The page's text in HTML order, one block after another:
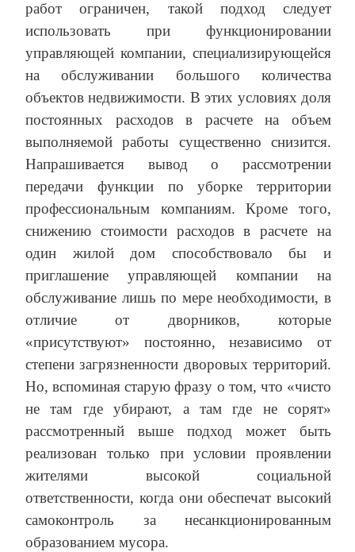
работ ограничен, такой подход следует
использовать при функционировании
управляющей компании, специализирующейся
на обслуживании большого количества
объектов недвижимости. В этих условиях доля
постоянных расходов в расчете на объем
выполняемой работы существенно снизится.
Напрашивается вывод о рассмотрении
передачи функции по уборке территории
профессиональным компаниям. Кроме того,
снижению стоимости расходов в расчете на
один жилой дом способствовало бы и
приглашение управляющей компании на
обслуживание лишь по мере необходимости, в
отличие от дворников, которые
«присутствуют» постоянно, независимо от
степени загрязненности дворовых территорий.
Но, вспоминая старую фразу о том, что «чисто
не там где убирают, а там где не сорят»
рассмотренный выше подход может быть
реализован только при условии проявлении
жителями высокой социальной
ответственности, когда они обеспечат высокий
самоконтроль за несанкционированным
образованием мусора.